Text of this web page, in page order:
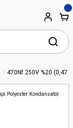
470Nf 250V %20 (0,47